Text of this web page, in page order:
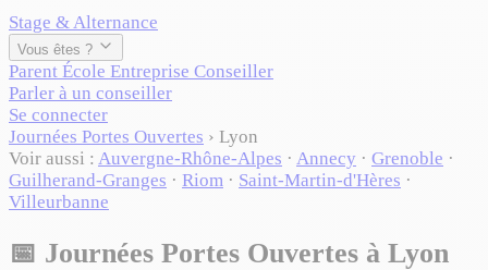
Stage & Alternance
Vous êtes ?
Parent École Entreprise Conseiller
Parler à un conseiller
Se connecter
Journées Portes Ouvertes › Lyon
Voir aussi : Auvergne-Rhône-Alpes · Annecy · Grenoble ·
Guilherand-Granges · Riom · Saint-Martin-d'Hères ·
Villeurbanne
📅 Journées Portes Ouvertes à Lyon